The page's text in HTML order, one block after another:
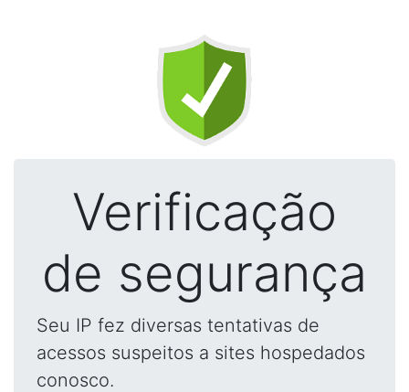
Verificação
de segurança
Seu IP fez diversas tentativas de
acessos suspeitos a sites hospedados
conosco.